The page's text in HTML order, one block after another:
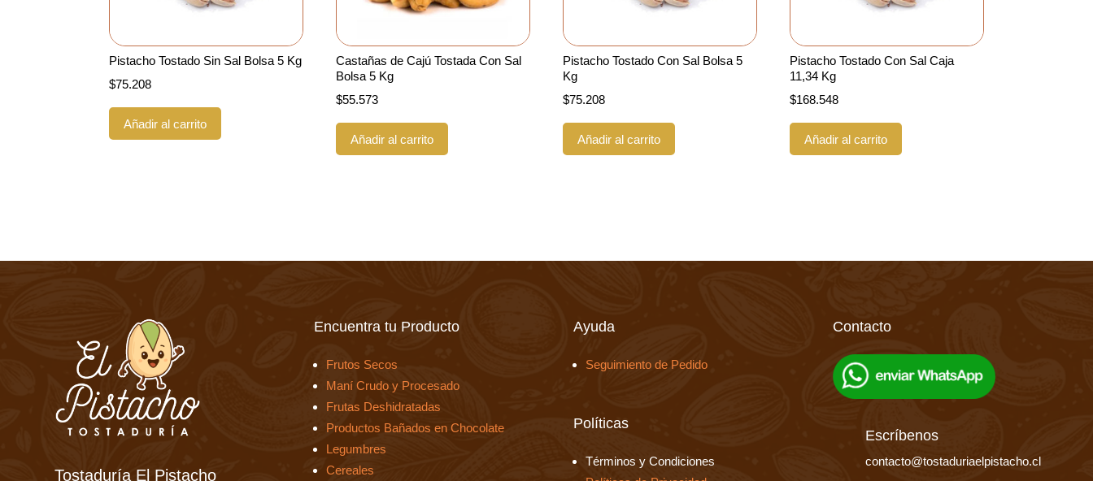
Pistacho Tostado Sin Sal Bolsa 5 Kg
$75.208
Añadir al carrito
Castañas de Cajú Tostada Con Sal
Bolsa 5 Kg
$55.573
Añadir al carrito
Pistacho Tostado Con Sal Bolsa 5
Kg
$75.208
Añadir al carrito
Pistacho Tostado Con Sal Caja
11,34 Kg
$168.548
Añadir al carrito
Tostaduría El Pistacho
Encuentra tu Producto
Frutos Secos
Maní Crudo y Procesado
Frutas Deshidratadas
Productos Bañados en Chocolate
Legumbres
Cereales
Ayuda
Seguimiento de Pedido
Políticas
Términos y Condiciones
Contacto
Escríbenos
contacto@tostaduriaelpistacho.cl